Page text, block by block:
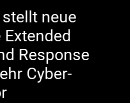
neue
Response
Cyber-